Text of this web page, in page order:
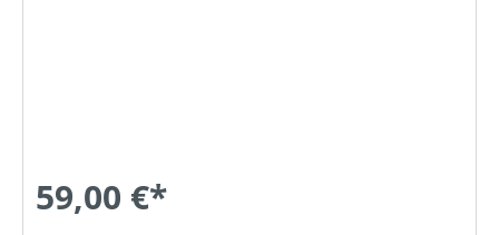
59,00 €*